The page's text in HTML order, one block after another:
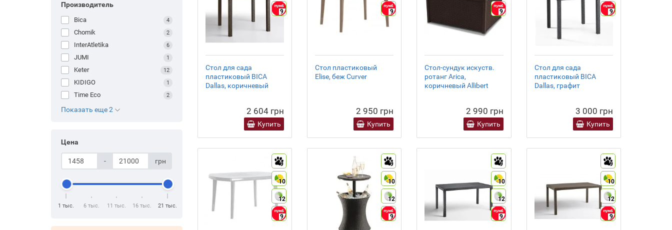
- Лавки садовые
- Кресла садовые
- Компостеры
- Качели садовые
- Зонты садовые
- Защитные чехлы и сетки
- Емкости для сбора воды
- Клумбы (грядки)
- Входные арки
- Баки для мусора
Производитель
Bica 4
Chomik 2
InterAtletika 6
JUMI 1
Keter 12
KIDIGO 1
Time Eco 2
Показать еще 2
Цена
- грн
1 тыс. 6 тыс. 11 тыс. 16 тыс. 21 тыс.
9
Стол для сада
пластиковый BICA
Dallas, коричневый
2 604 грн
Купить
9
Стол пластиковый
Elise, беж Curver
2 950 грн
Купить
9
Стол-сундук искуств.
ротанг Arica,
коричневый Allibert
2 990 грн
Купить
9
Стол для сада
пластиковый BICA
Dallas, графит
3 000 грн
Купить
9
10
12
9
9
10
12
9
9
10
12
9
9
10
12
9